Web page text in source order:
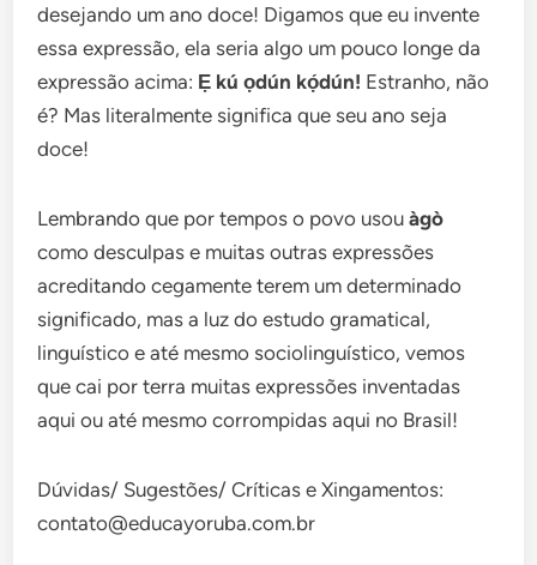
desejando um ano doce! Digamos que eu invente
essa expressão, ela seria algo um pouco longe da
expressão acima: Ẹ kú ọdún kọ́dún! Estranho, não
é? Mas literalmente significa que seu ano seja
doce!
Lembrando que por tempos o povo usouàgò
como desculpas e muitas outras expressões
acreditando cegamente terem um determinado
significado, mas a luz do estudo gramatical,
linguístico e até mesmo sociolinguístico, vemos
que cai por terra muitas expressões inventadas
aqui ou até mesmo corrompidas aqui no Brasil!
Dúvidas/ Sugestões/ Críticas e Xingamentos:
contato@educayoruba.com.br